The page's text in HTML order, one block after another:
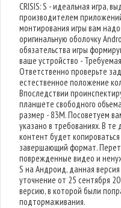
CRISIS: S - идеальная игра,
производителем приложений
монтирования игры вам
оригинальную оболочку
обязательства игры
ваше устройство -
Ответственно проверьте
естественное положение
Впоследствии
планшете свободного
размер - 83M. Посоветуем
указано в требованиях. В те
контент будет
завершающий формат.
поврежденные видео и
S на Андроид, данная
уточнение от 25 сентября
версию, в которой были
подтормаживания.